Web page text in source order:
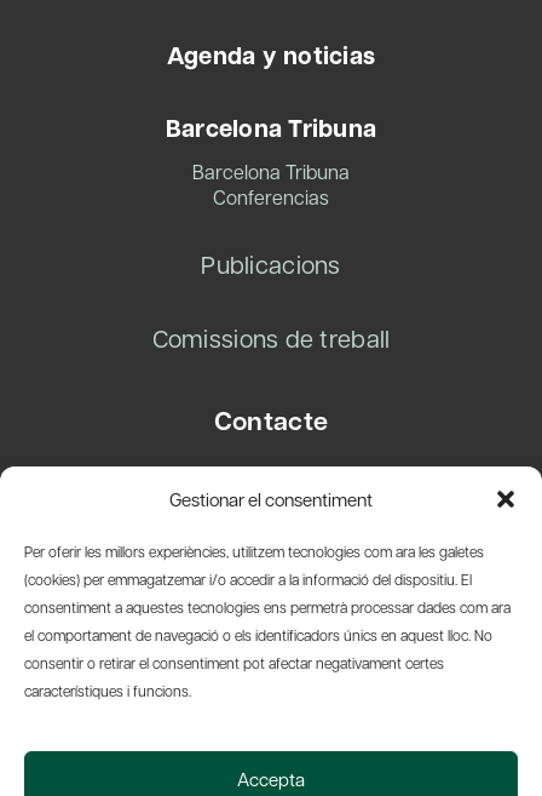
Gestionar el consentiment
Per oferir les millors experiències, utilitzem tecnologies com ara les galetes
(cookies) per emmagatzemar i/o accedir a la informació del dispositiu. El
consentiment a aquestes tecnologies ens permetrà processar dades com ara
el comportament de navegació o els identificadors únics en aquest lloc. No
consentir o retirar el consentiment pot afectar negativament certes
característiques i funcions.
Accepta
Agenda y noticias
Barcelona Tribuna
Barcelona Tribuna
Conferencias
Publicacions
Comissions de treball
Contacte
08003 Barcelona
info@amicsdelpais.com
Suscripció Newsletter
© 2026 Societat Econòmica Barcelonesa d'Amics del País